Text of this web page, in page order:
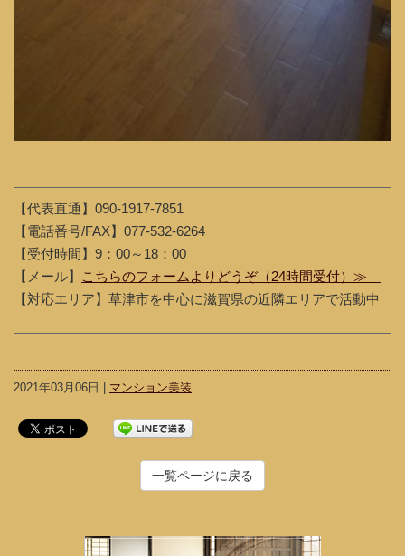
【代表直通】090-1917-7851
【電話番号/FAX】077-532-6264
【受付時間】9：00～18：00
【メール】
こちらのフォームよりどうぞ（24時間受付）≫
【対応エリア】草津市を中心に滋賀県の近隣エリアで活動中
2021年03月06日 | マンション美装
一覧ページに戻る